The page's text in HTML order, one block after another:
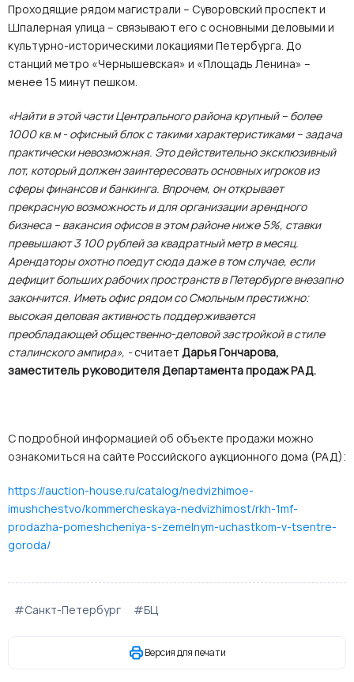
Проходящие рядом магистрали – Суворовский проспект и
Шпалерная улица – связывают его с основными деловыми и
культурно-историческими локациями Петербурга. До
станций метро «Чернышевская» и «Площадь Ленина» –
менее 15 минут пешком.
«Найти в этой части Центрального района крупный – более
1000 кв.м - офисный блок с такими характеристиками – задача
практически невозможная. Это действительно эксклюзивный
лот, который должен заинтересовать основных игроков из
сферы финансов и банкинга. Впрочем, он открывает
прекрасную возможность и для организации арендного
бизнеса – вакансия офисов в этом районе ниже 5%, ставки
превышают 3 100 рублей за квадратный метр в месяц.
Арендаторы охотно поедут сюда даже в том случае, если
дефицит больших рабочих пространств в Петербурге внезапно
закончится. Иметь офис рядом со Смольным престижно:
высокая деловая активность поддерживается
преобладающей общественно-деловой застройкой в стиле
сталинского ампира», -считает Дарья Гончарова,
заместитель руководителя Департамента продаж РАД.
С подробной информацией об объекте продажи можно
ознакомиться на сайте Российского аукционного дома (РАД):
https://auction-house.ru/catalog/nedvizhimoe-
imushchestvo/kommercheskaya-nedvizhimost/rkh-1mf-
prodazha-pomeshcheniya-s-zemelnym-uchastkom-v-tsentre-
goroda/
#Санкт-Петербург #БЦ
Версия для печати